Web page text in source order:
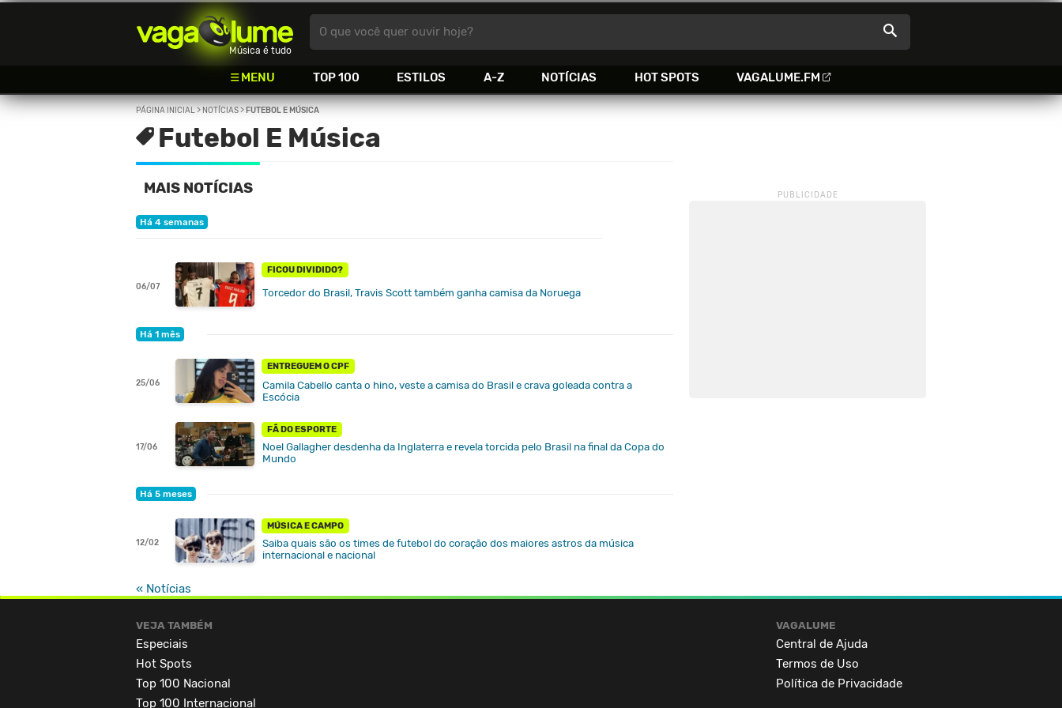
Vagalume
Música é tudo
MENU TOP 100 ESTILOS A-Z NOTÍCIAS HOT SPOTS VAGALUME.FM
O que você quer ouvir hoje?
PÁGINA INICIAL> NOTÍCIAS> FUTEBOL E MÚSICA
Futebol E Música
MAIS NOTÍCIAS
Há 4 semanas
06/07
FICOU DIVIDIDO?
Torcedor do Brasil, Travis Scott também ganha camisa da Noruega
Há 1 mês
25/06
ENTREGUEM O CPF
Camila Cabello canta o hino, veste a camisa do Brasil e crava goleada contra a
Escócia
17/06
FÃ DO ESPORTE
Noel Gallagher desdenha da Inglaterra e revela torcida pelo Brasil na final da Copa do
Mundo
Há 5 meses
12/02
MÚSICA E CAMPO
Saiba quais são os times de futebol do coração dos maiores astros da música
internacional e nacional
« Notícias
VEJA TAMBÉM
Especiais
Hot Spots
Top 100 Nacional
Top 100 Internacional
VAGALUME
Central de Ajuda
Termos de Uso
Política de Privacidade